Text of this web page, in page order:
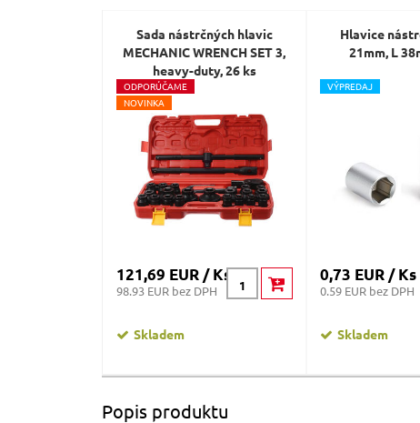
Sada nástrčných hlavic
MECHANIC WRENCH SET 3,
heavy-duty, 26 ks
ODPORÚČAME
NOVINKA
121,69 EUR / Ks
98.93 EUR bez DPH
Skladem
Hlavice
21mm, L
VÝPREDAJ
0,73 EUR / Ks
0.59 EUR bez DPH
Skladem
Popis produktu